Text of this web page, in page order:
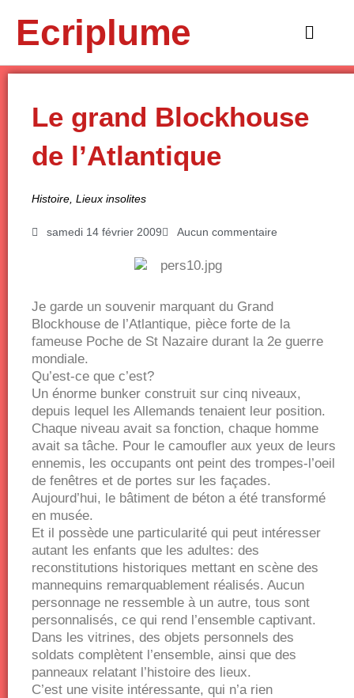
contenuEcriplume
Main
Le grand Blockhouse
de l’Atlantique
Histoire, Lieux insolites
samedi 14 février 2009 Aucun commentaire
Je garde un souvenir marquant du Grand
Blockhouse de l’Atlantique, pièce forte de la
fameuse Poche de St Nazaire durant la 2e guerre
mondiale.
Qu’est-ce que c’est?
Un énorme bunker construit sur cinq niveaux,
depuis lequel les Allemands tenaient leur position.
Chaque niveau avait sa fonction, chaque homme
avait sa tâche. Pour le camoufler aux yeux de leurs
ennemis, les occupants ont peint des trompes-l’oeil
de fenêtres et de portes sur les façades.
Aujourd’hui, le bâtiment de béton a été transformé
en musée.
Et il possède une particularité qui peut intéresser
autant les enfants que les adultes: des
reconstitutions historiques mettant en scène des
mannequins remarquablement réalisés. Aucun
personnage ne ressemble à un autre, tous sont
personnalisés, ce qui rend l’ensemble captivant.
Dans les vitrines, des objets personnels des
soldats complètent l’ensemble, ainsi que des
panneaux relatant l’histoire des lieux.
C’est une visite intéressante, qui n’a rien